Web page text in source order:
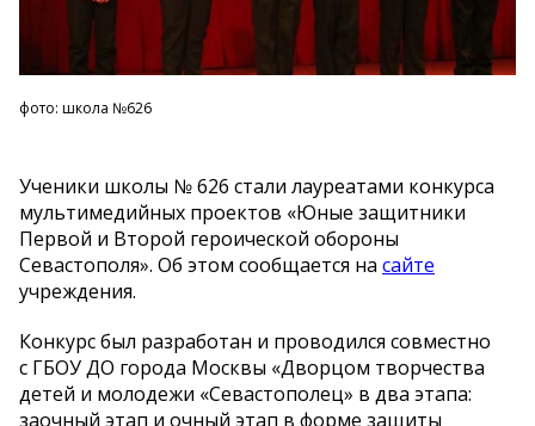
фото: школа №626
Ученики школы №626 стали лауреатами конкурса
мультимедийных проектов «Юные защитники
Первой и Второй героической обороны
Севастополя». Об этом сообщается на сайте
учреждения.
Конкурс был разработан и проводился совместно
с ГБОУ ДО города Москвы «Дворцом творчества
детей и молодежи «Севастополец» в два этапа:
заочный этап и очный этап в форме защиты